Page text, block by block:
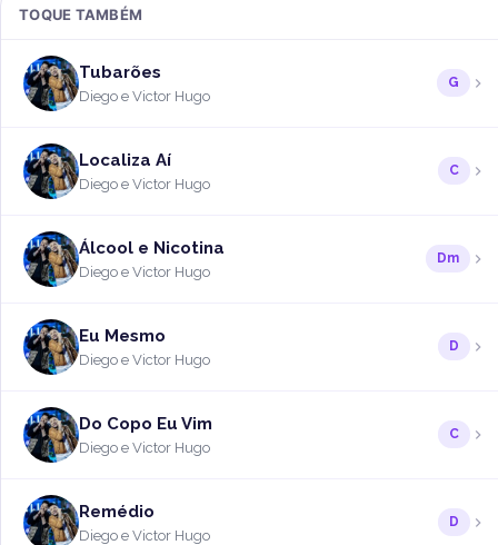
TOQUE TAMBÉM
Tubarões
Diego e Victor Hugo
G
Localiza Aí
Diego e Victor Hugo
C
Álcool e Nicotina
Diego e Victor Hugo
Dm
Eu Mesmo
Diego e Victor Hugo
D
Do Copo Eu Vim
Diego e Victor Hugo
C
Remédio
Diego e Victor Hugo
D